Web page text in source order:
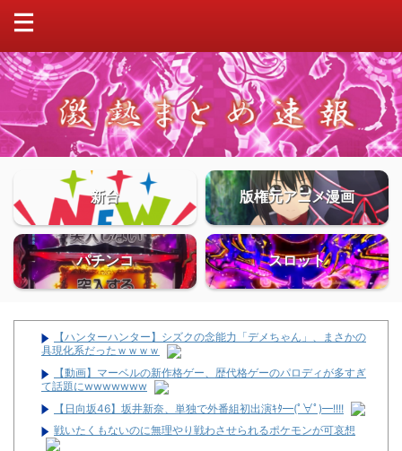
新台 版権元アニメ漫画
パチンコ スロット
【ハンターハンター】シズクの念能力「デメちゃん」、まさかの
具現化系だったｗｗｗｗ
【動画】マーベルの新作格ゲー、歴代格ゲーのパロディが多すぎ
て話題にwwwwwww
【日向坂46】坂井新奈、単独で外番組初出演ｷﾀ━(ﾟ∀ﾟ)━!!!!
戦いたくもないのに無理やり戦わさせられるポケモンが可哀想